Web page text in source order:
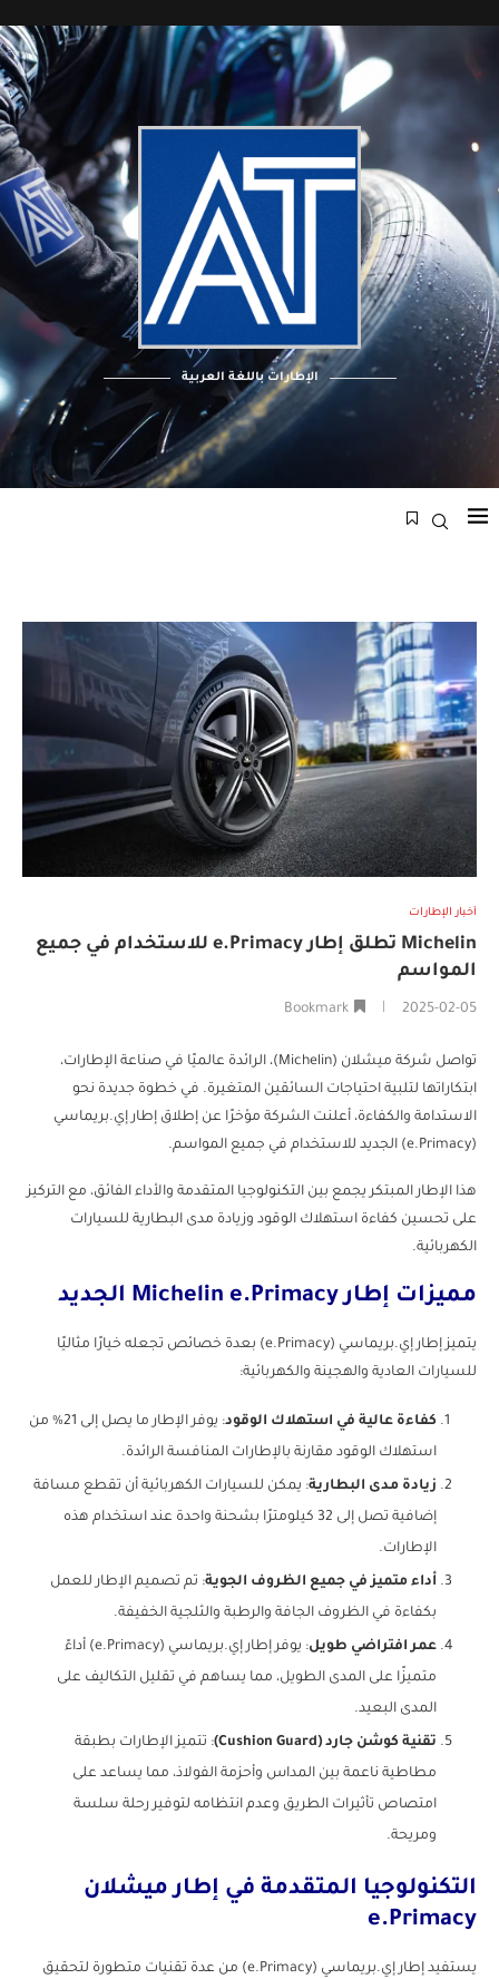
الإطارات باللغة العربية
أخبار الإطارات
Michelin تطلق إطار e.Primacy للاستخدام في جميع
المواسم
2025-02-05
Bookmark
تواصل شركة ميشلان (Michelin)، الرائدة عالميًا في صناعة الإطارات،
ابتكاراتها لتلبية احتياجات السائقين المتغيرة. في خطوة جديدة نحو
الاستدامة والكفاءة، أعلنت الشركة مؤخرًا عن إطلاق إطار إي.بريماسي
(e.Primacy) الجديد للاستخدام في جميع المواسم.
هذا الإطار المبتكر يجمع بين التكنولوجيا المتقدمة والأداء الفائق، مع التركيز
على تحسين كفاءة استهلاك الوقود وزيادة مدى البطارية للسيارات
الكهربائية.
مميزات إطار Michelin e.Primacy الجديد
يتميز إطار إي.بريماسي (e.Primacy) بعدة خصائص تجعله خيارًا مثاليًا
للسيارات العادية والهجينة والكهربائية:
كفاءة عالية في استهلاك الوقود
: يوفر الإطار ما يصل إلى 21% من
استهلاك الوقود مقارنة بالإطارات المنافسة الرائدة.
زيادة مدى البطارية: يمكن للسيارات الكهربائية أن تقطع مسافة
إضافية تصل إلى 32 كيلومترًا بشحنة واحدة عند استخدام هذه
الإطارات.
أداء متميز في جميع الظروف الجوية: تم تصميم الإطار للعمل
بكفاءة في الظروف الجافة والرطبة والثلجية الخفيفة.
عمر افتراضي طويل
: يوفر إطار إي.بريماسي (e.Primacy) أداءً
متميزًا على المدى الطويل، مما يساهم في تقليل التكاليف على
المدى البعيد.
تقنية كوشن جارد (Cushion Guard)
: تتميز الإطارات بطبقة
مطاطية ناعمة بين المداس وأحزمة الفولاذ، مما يساعد على
امتصاص تأثيرات الطريق وعدم انتظامه لتوفير رحلة سلسة
ومريحة.
التكنولوجيا المتقدمة في إطار ميشلان
e.Primacy
يستفيد إطار إي.بريماسي (e.Primacy) من عدة تقنيات متطورة لتحقيق